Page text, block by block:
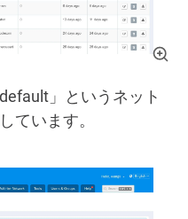
」というネット
ています。